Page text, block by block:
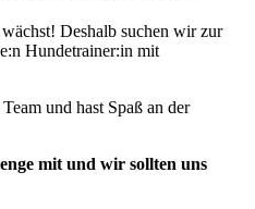
Deshalb suchen wir zur
Hundetrainer:in mit
und hast Spaß an der
mit und wir sollten uns